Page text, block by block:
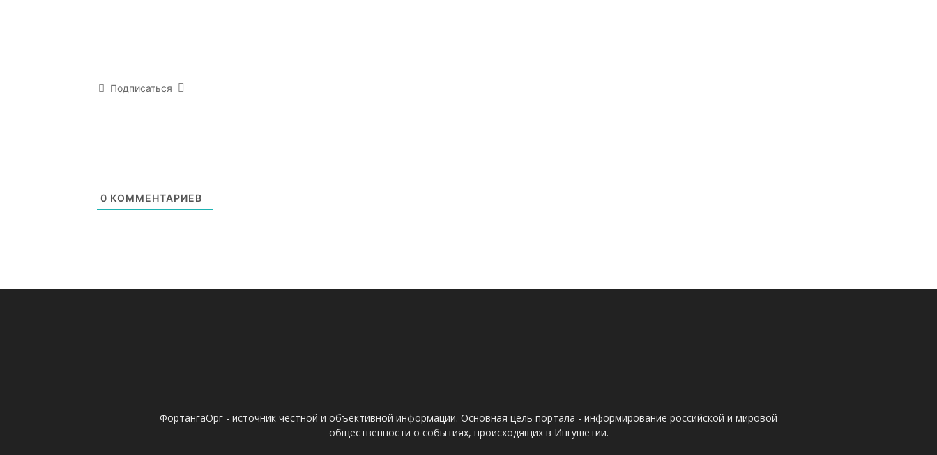
Подписаться
0 КОММЕНТАРИЕВ
ФортангаОрг - источник честной и объективной информации. Основная цель портала - информирование российской и мировой
общественности о событиях, происходящих в Ингушетии.